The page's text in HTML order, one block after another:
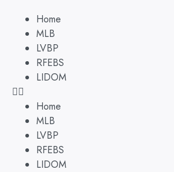
Home
MLB
LVBP
RFEBS
LIDOM
Home
MLB
LVBP
RFEBS
LIDOM